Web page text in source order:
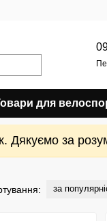
для
Дякуємо за
за